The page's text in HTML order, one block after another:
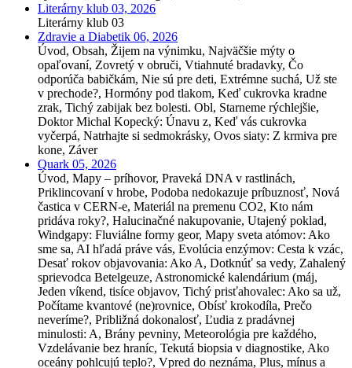
Literárny klub 03, 2026
Literárny klub 03
Zdravie a Diabetik 06, 2026
Úvod, Obsah, Žijem na výnimku, Najväčšie mýty o
opaľovaní, Zovretý v obruči, Vtiahnuté bradavky, Čo
odporúča babičkám, Nie sú pre deti, Extrémne suchá, Už ste
v prechode?, Hormóny pod tlakom, Keď cukrovka kradne
zrak, Tichý zabijak bez bolesti. Obl, Starneme rýchlejšie,
Doktor Michal Kopecký: Únavu z, Keď vás cukrovka
vyčerpá, Natrhajte si sedmokrásky, Ovos siaty: Z krmiva pre
kone, Záver
Quark 05, 2026
Úvod, Mapy – príhovor, Praveká DNA v rastlinách,
Priklincovaní v hrobe, Podoba nedokazuje príbuznosť, Nová
častica v CERN-e, Materiál na premenu CO2, Kto nám
pridáva roky?, Halucinačné nakupovanie, Utajený poklad,
Windgapy: Fluviálne formy geor, Mapy sveta atómov: Ako
sme sa, AI hľadá práve vás, Evolúcia enzýmov: Cesta k vzác,
Desať rokov objavovania: Ako A, Dotknúť sa vedy, Zahalený
sprievodca Betelgeuze, Astronomické kalendárium (máj,
Jeden víkend, tisíce objavov, Tichý prisťahovalec: Ako sa už,
Počítame kvantové (ne)rovnice, Obísť krokodíla, Prečo
neveríme?, Približná dokonalosť, Ľudia z pradávnej
minulosti: A, Brány pevniny, Meteorológia pre každého,
Vzdelávanie bez hraníc, Tekutá biopsia v diagnostike, Ako
oceány pohlcujú teplo?, Vpred do neznáma, Plus, mínus a